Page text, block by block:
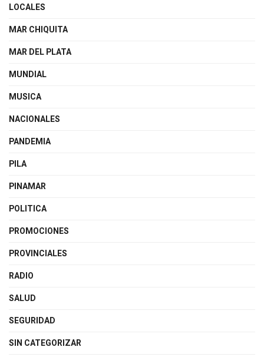
LOCALES
MAR CHIQUITA
MAR DEL PLATA
MUNDIAL
MUSICA
NACIONALES
PANDEMIA
PILA
PINAMAR
POLITICA
PROMOCIONES
PROVINCIALES
RADIO
SALUD
SEGURIDAD
SIN CATEGORIZAR